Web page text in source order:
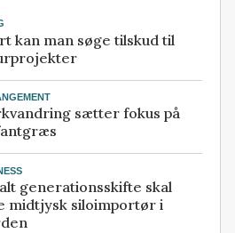
kan man søge tilskud til
sætter fokus på
generationsskifte skal
midtjysk siloimportør i